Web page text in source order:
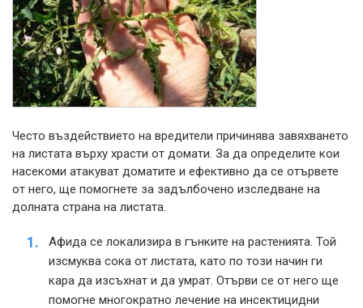
Често въздействието на вредители причинява завяхването
на листата върху храсти от домати. За да определите кои
насекоми атакуват доматите и ефективно да се отървете
от него, ще помогнете за задълбочено изследване на
долната страна на листата.
Афида се локализира в гънките на растенията. Той
изсмуква сока от листата, като по този начин ги
кара да изсъхнат и да умрат. Отърви се от него ще
помогне многократно лечение на инсектицидни